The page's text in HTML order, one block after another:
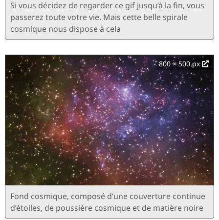
Si vous décidez de regarder ce gif jusqu’à la fin, vous
passerez toute votre vie. Mais cette belle spirale
cosmique nous dispose à cela
800 × 500 px
Fond cosmique, composé d’une couverture continue
d’étoiles, de poussière cosmique et de matière noire